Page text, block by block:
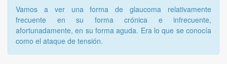
Vamos a ver una forma de glaucoma relativamente
frecuente en su forma crónica e infrecuente,
afortunadamente, en su forma aguda. Era lo que se conocía
como el ataque de tensión.